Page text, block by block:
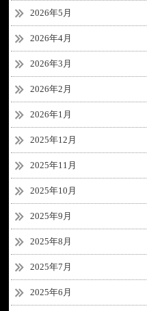
2026年5月
2026年4月
2026年3月
2026年2月
2026年1月
2025年12月
2025年11月
2025年10月
2025年9月
2025年8月
2025年7月
2025年6月